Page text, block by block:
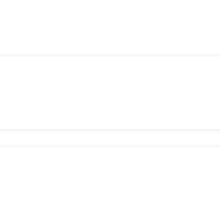
sans complications.
du marché.
des plateformes et des dApps.